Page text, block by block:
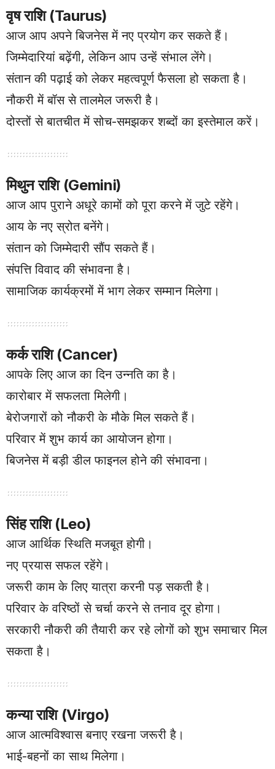
वृष राशि (Taurus)
आज आप अपने बिजनेस में नए प्रयोग कर सकते हैं।
जिम्मेदारियां बढ़ेंगी, लेकिन आप उन्हें संभाल लेंगे।
संतान की पढ़ाई को लेकर महत्वपूर्ण फैसला हो सकता है।
नौकरी में बॉस से तालमेल जरूरी है।
दोस्तों से बातचीत में सोच-समझकर शब्दों का इस्तेमाल करें।
मिथुन राशि (Gemini)
आज आप पुराने अधूरे कामों को पूरा करने में जुटे रहेंगे।
आय के नए स्रोत बनेंगे।
संतान को जिम्मेदारी सौंप सकते हैं।
संपत्ति विवाद की संभावना है।
सामाजिक कार्यक्रमों में भाग लेकर सम्मान मिलेगा।
कर्क राशि (Cancer)
आपके लिए आज का दिन उन्नति का है।
कारोबार में सफलता मिलेगी।
बेरोजगारों को नौकरी के मौके मिल सकते हैं।
परिवार में शुभ कार्य का आयोजन होगा।
बिजनेस में बड़ी डील फाइनल होने की संभावना।
सिंह राशि (Leo)
आज आर्थिक स्थिति मजबूत होगी।
नए प्रयास सफल रहेंगे।
जरूरी काम के लिए यात्रा करनी पड़ सकती है।
परिवार के वरिष्ठों से चर्चा करने से तनाव दूर होगा।
सरकारी नौकरी की तैयारी कर रहे लोगों को शुभ समाचार मिल
सकता है।
कन्या राशि (Virgo)
आज आत्मविश्वास बनाए रखना जरूरी है।
भाई-बहनों का साथ मिलेगा।